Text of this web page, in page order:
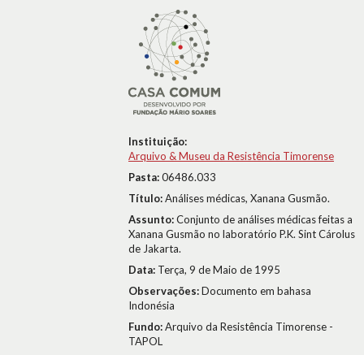
Instituição:
Arquivo & Museu da Resistência Timorense
Pasta:06486.033
Título:Análises médicas, Xanana Gusmão.
Assunto:Conjunto de análises médicas feitas a
Xanana Gusmão no laboratório P.K. Sint Cárolus
de Jakarta.
Data: Terça, 9 de Maio de 1995
Observações:Documento em bahasa
Indonésia
Fundo:Arquivo da Resistência Timorense -
TAPOL